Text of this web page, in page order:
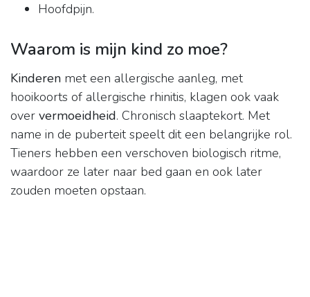
Hoofdpijn.
Waarom is mijn kind zo moe?
Kinderen met een allergische aanleg, met
hooikoorts of allergische rhinitis, klagen ook vaak
over vermoeidheid. Chronisch slaaptekort. Met
name in de puberteit speelt dit een belangrijke rol.
Tieners hebben een verschoven biologisch ritme,
waardoor ze later naar bed gaan en ook later
zouden moeten opstaan.